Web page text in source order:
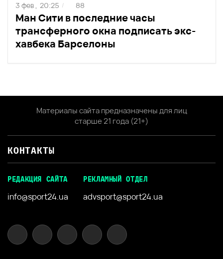
Ман Сити в последние часы
трансферного окна подписать экс-
хавбека Барселоны
3 фев , 20:25 / 88
Материалы сайта предназначены для лиц
старше 21 года (21+)
КОНТАКТЫ
РЕДАКЦИЯ САЙТА
info@sport24.ua
РЕКЛАМНЫЙ ОТДЕЛ
advsport@sport24.ua